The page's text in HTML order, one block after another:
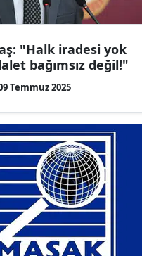
"Halk iradesi yok
bağımsız değil!"
Temmuz 2025